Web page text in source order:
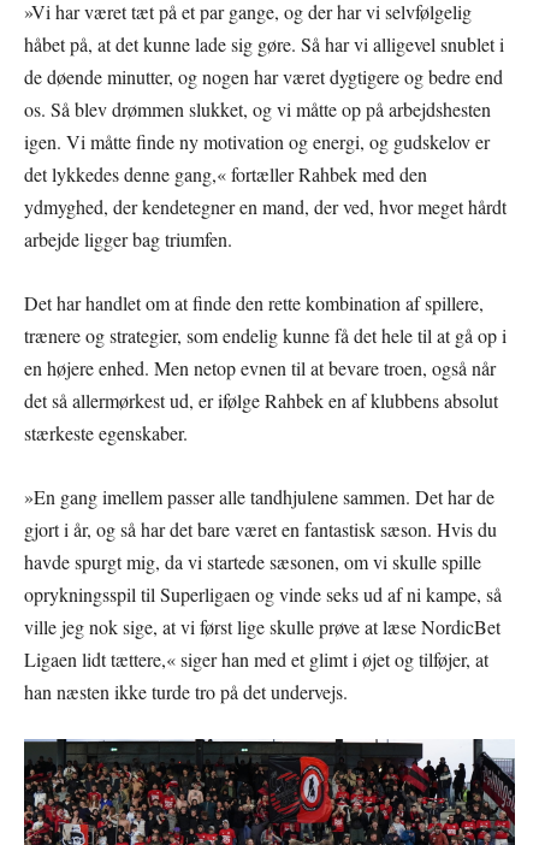
»Vi har været tæt på et par gange, og der har vi selvfølgelig
håbet på, at det kunne lade sig gøre. Så har vi alligevel snublet i
de døende minutter, og nogen har været dygtigere og bedre end
os. Så blev drømmen slukket, og vi måtte op på arbejdshesten
igen. Vi måtte finde ny motivation og energi, og gudskelov er
det lykkedes denne gang,« fortæller Rahbek med den
ydmyghed, der kendetegner en mand, der ved, hvor meget hårdt
arbejde ligger bag triumfen.
Det har handlet om at finde den rette kombination af spillere,
trænere og strategier, som endelig kunne få det hele til at gå op i
en højere enhed. Men netop evnen til at bevare troen, også når
det så allermørkest ud, er ifølge Rahbek en af klubbens absolut
stærkeste egenskaber.
»En gang imellem passer alle tandhjulene sammen. Det har de
gjort i år, og så har det bare været en fantastisk sæson. Hvis du
havde spurgt mig, da vi startede sæsonen, om vi skulle spille
oprykningsspil til Superligaen og vinde seks ud af ni kampe, så
ville jeg nok sige, at vi først lige skulle prøve at læse NordicBet
Ligaen lidt tættere,« siger han med et glimt i øjet og tilføjer, at
han næsten ikke turde tro på det undervejs.